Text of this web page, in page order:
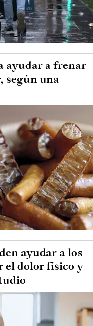
ayudar a frenar
según una
ayudar a los
el dolor físico y